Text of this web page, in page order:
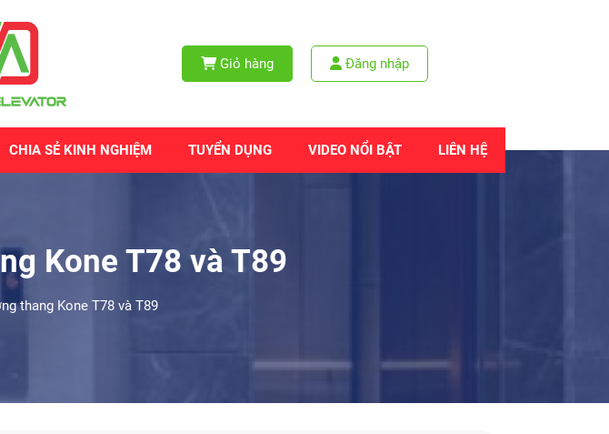
Giỏ hàng Đăng nhập
CHIA SẺ KINH NGHIỆM TUYỂN DỤNG VIDEO NỔI BẬT LIÊN HỆ
Kone T78 và T89
thang Kone T78 và T89